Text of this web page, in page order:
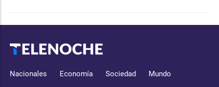
Nacionales Economía Sociedad Mundo